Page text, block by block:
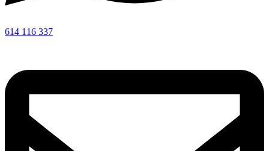
614 116 337